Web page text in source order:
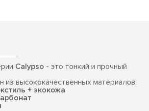
Calypso - это тонкий и прочный
из высококачественных материалов:
+ экокожа